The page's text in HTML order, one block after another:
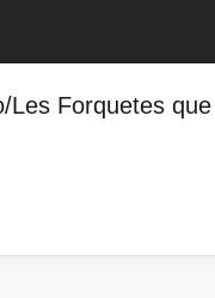
Forquetes